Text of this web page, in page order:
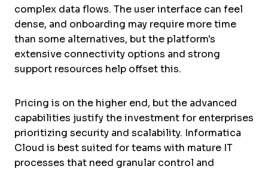
complex data flows. The user interface can feel
dense, and onboarding may require more time
than some alternatives, but the platform's
extensive connectivity options and strong
support resources help offset this.
Pricing is on the higher end, but the advanced
capabilities justify the investment for enterprises
prioritizing security and scalability. Informatica
Cloud is best suited for teams with mature IT
processes that need granular control and